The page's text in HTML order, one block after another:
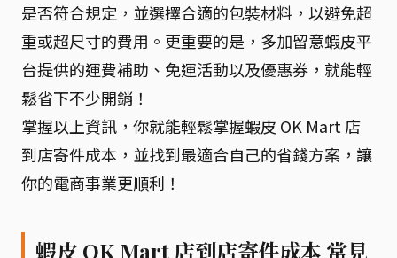
是否符合規定，並選擇合適的包裝材料，以避免超
重或超尺寸的費用。更重要的是，多加留意蝦皮平
台提供的運費補助、免運活動以及優惠券，就能輕
鬆省下不少開銷！
掌握以上資訊，你就能輕鬆掌握蝦皮 OK Mart 店
到店寄件成本，並找到最適合自己的省錢方案，讓
你的電商事業更順利！
蝦皮 OK Mart 店到店寄件成本 常見